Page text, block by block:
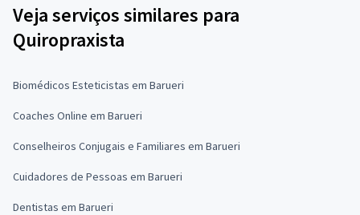
Veja serviços similares para
Quiropraxista
Biomédicos Esteticistas em Barueri
Coaches Online em Barueri
Conselheiros Conjugais e Familiares em Barueri
Cuidadores de Pessoas em Barueri
Dentistas em Barueri